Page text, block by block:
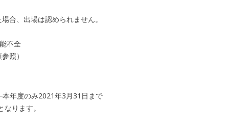
合、出場は認められません。
不全
照）
本年度のみ2021年3月31日まで
ります。